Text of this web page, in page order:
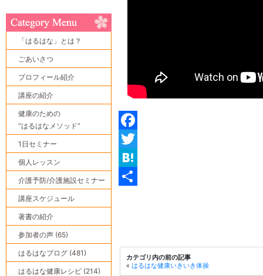
Facebook
Twitter
Hatena
カテゴリ内の前の記事
« はるはな健康いきいき体操
「はるはな」とは？
ごあいさつ
プロフィール紹介
講座の紹介
健康のための
“はるはなメソッド”
1日セミナー
個人レッスン
介護予防/介護施設セミナー
講座スケジュール
著書の紹介
参加者の声 (65)
はるはなブログ (481)
はるはな健康レシピ (214)